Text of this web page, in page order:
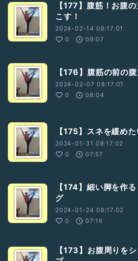
【177】腹筋！お腹
こす！
2024-02-14 08:17:01
0
09:07
【176】腹筋の前の
2024-02-07 08:17:01
0
08:04
【175】スネを緩めた
2024-01-31 08:17:02
0
07:57
【174】細い脚を作
グ
2024-01-24 08:17:02
0
07:16
【173】お腹周りを